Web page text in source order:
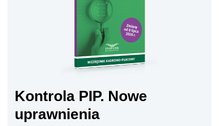
Kontrola PIP. Nowe
uprawnienia